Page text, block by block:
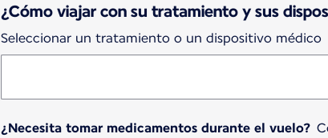
¿Cómo viajar con su tratamiento y sus
Seleccionar un tratamiento o un dispositivo médico
¿Necesita tomar medicamentos durante el vuelo?